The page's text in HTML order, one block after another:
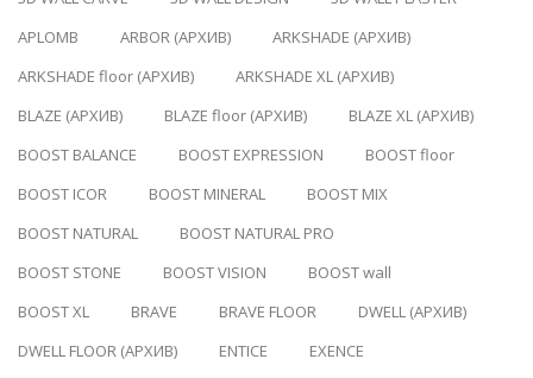
APLOMB
ARBOR (АРХИВ)
ARKSHADE (АРХИВ)
ARKSHADE floor (АРХИВ)
ARKSHADE XL (АРХИВ)
BLAZE (АРХИВ)
BLAZE floor (АРХИВ)
BLAZE XL (АРХИВ)
BOOST BALANCE
BOOST EXPRESSION
BOOST floor
BOOST ICOR
BOOST MINERAL
BOOST MIX
BOOST NATURAL
BOOST NATURAL PRO
BOOST STONE
BOOST VISION
BOOST wall
BOOST XL
BRAVE BRAVE FLOOR
DWELL (АРХИВ)
DWELL FLOOR (АРХИВ)
ENTICE
EXENCE